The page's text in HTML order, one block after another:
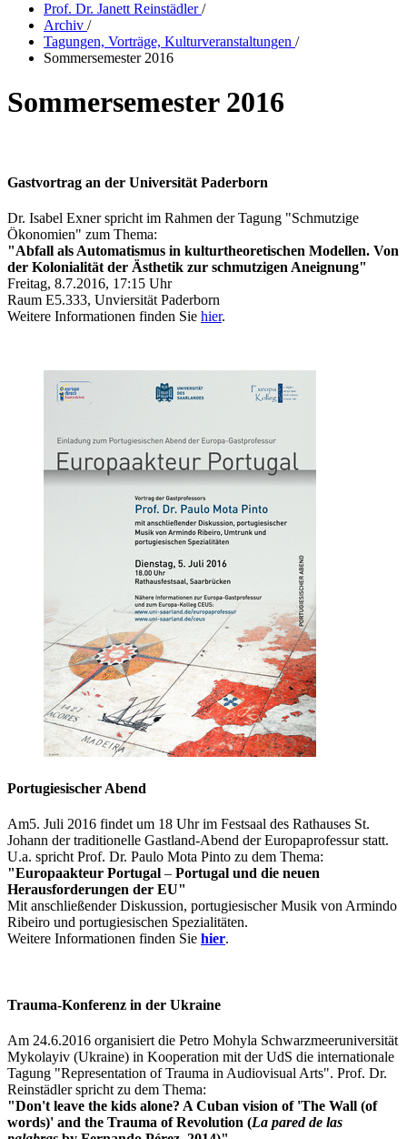
Prof. Dr. Janett Reinstädler/
Archiv /
Tagungen, Vorträge, Kulturveranstaltungen /
Sommersemester 2016
Sommersemester 2016
Gastvortrag an der Universität Paderborn
Dr. Isabel Exner spricht im Rahmen der Tagung "Schmutzige
Ökonomien" zum Thema:
"Abfall als Automatismus in kulturtheoretischen Modellen. Von
der Kolonialität der Ästhetik zur schmutzigen Aneignung"
Freitag, 8.7.2016, 17:15 Uhr
Raum E5.333, Unviersität Paderborn
Weitere Informationen finden Sie hier.
Portugiesischer Abend
Am5. Juli 2016 findet um 18 Uhr im Festsaal des Rathauses St.
Johann der traditionelle Gastland-Abend der Europaprofessur statt.
U.a. spricht Prof. Dr. Paulo Mota Pinto zu dem Thema:
"Europaakteur Portugal – Portugal und die neuen
Herausforderungen der EU"
Mit anschließender Diskussion, portugiesischer Musik von Armindo
Ribeiro und portugiesischen Spezialitäten.
Weitere Informationen finden Sie hier.
Trauma-Konferenz in der Ukraine
Am 24.6.2016 organisiert die Petro Mohyla Schwarzmeeruniversität
Mykolayiv (Ukraine) in Kooperation mit der UdS die internationale
Tagung "Representation of Trauma in Audiovisual Arts". Prof. Dr.
Reinstädler spricht zu dem Thema:
"Don't leave the kids alone? A Cuban vision of 'The Wall (of
words)' and the Trauma of Revolution (La pared de las